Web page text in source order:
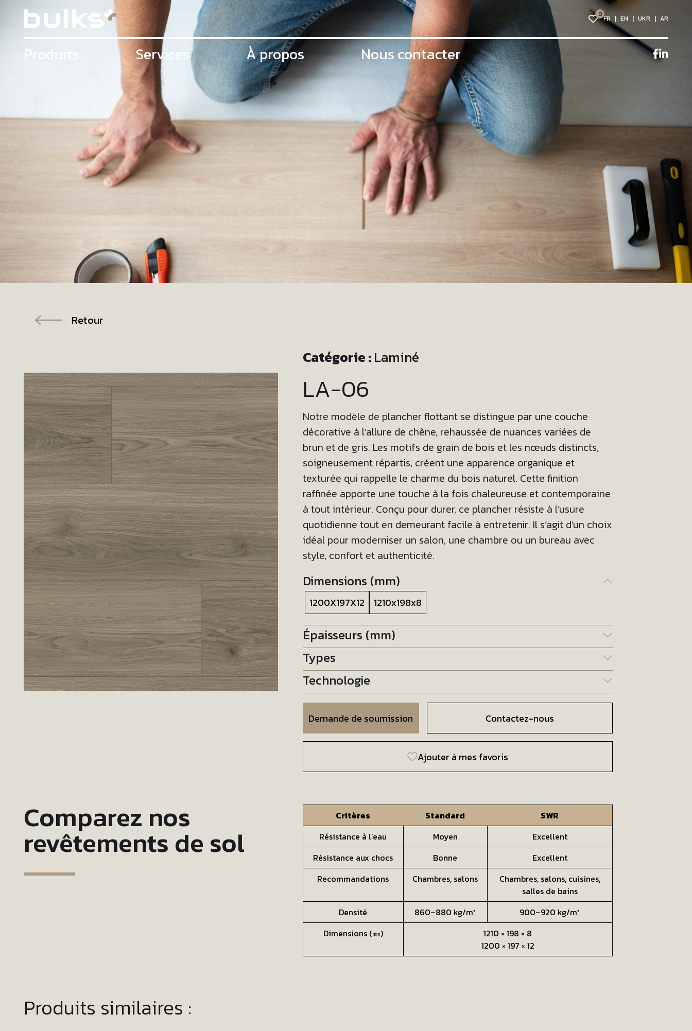
0 FR EN UKR AR
Produits Services À propos Nous contacter
Retour
Catégorie : Laminé
LA-06
Notre modèle de plancher flottant se distingue par une couche
décorative à l’allure de chêne, rehaussée de nuances variées de
brun et de gris. Les motifs de grain de bois et les nœuds distincts,
soigneusement répartis, créent une apparence organique et
texturée qui rappelle le charme du bois naturel. Cette finition
raffinée apporte une touche à la fois chaleureuse et contemporaine
à tout intérieur. Conçu pour durer, ce plancher résiste à l’usure
quotidienne tout en demeurant facile à entretenir. Il s’agit d’un choix
idéal pour moderniser un salon, une chambre ou un bureau avec
style, confort et authenticité.
Dimensions (mm)
1200X197X12 1210x198x8
Épaisseurs (mm)
Types
Technologie
Demande de soumission Contactez-nous
Ajouter à mes favoris
Comparez nos
revêtements de sol
Critères Standard
SWR
Résistance à l’eau
Moyen
Excellent
Résistance aux chocs
Bonne
Excellent
Recommandations
Chambres, salons
Chambres, salons, cuisines,
salles de bains
Densité
860–880 kg/m³
900–920 kg/m³
Dimensions (㎜)
1210 × 198 × 8
1200 × 197 × 12
Produits similaires :